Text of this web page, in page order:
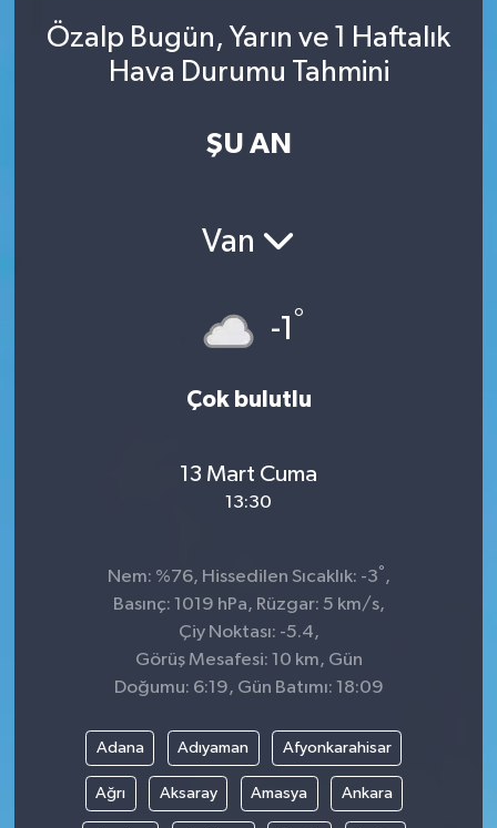
Özalp Bugün, Yarın ve 1 Haftalık
Hava Durumu Tahmini
ŞU AN
Van
-1°
Çok bulutlu
13 Mart Cuma
13:30
Nem: %76, Hissedilen Sıcaklık: -3° ,
Basınç: 1019 hPa, Rüzgar: 5 km/s,
Çiy Noktası: -5.4,
Görüş Mesafesi: 10 km, Gün
Doğumu: 6:19, Gün Batımı: 18:09
Adana Adıyaman Afyonkarahisar
Ağrı Aksaray Amasya Ankara
SINAVLAR
AKADEMİK/BİLİM